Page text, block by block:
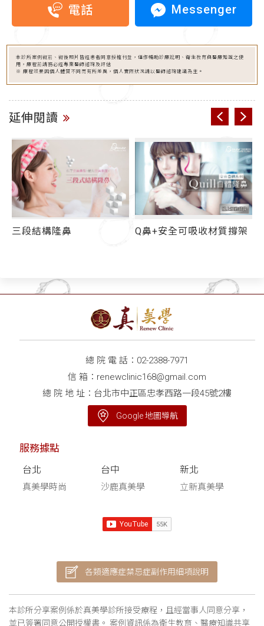
電話 Messenger
本診所案例術前、術後照片皆經患者同意授權刊登，僅作輔助診療說明、衛生教育與醫療知識之使
用，療程前請務必經專業醫師諮詢及評估
※ 療程效果因個人體質不同而有所差異，個人實際狀況請以醫師諮詢建議為主。
延伸閱讀
Q鼻+安全可吸收材質撐架 修鼻頭、縮鼻翼
總 院 電 話： 02-2388-7971
信 箱： renewclinic168@gmail.com
總 院 地 址：台北市中正區忠孝西路一段45號2樓
Google 地圖導航
服務據點
台北
真美學時尚
台中
沙鹿真美學
新北
立新真美學
各類適應症禁忌症副作用細項說明
本診所分享案例係於真美學診所接受療程，且經當事人同意分享，
並已簽署同意公開授權書。 案例資訊係為衛生教育、醫療知識共享